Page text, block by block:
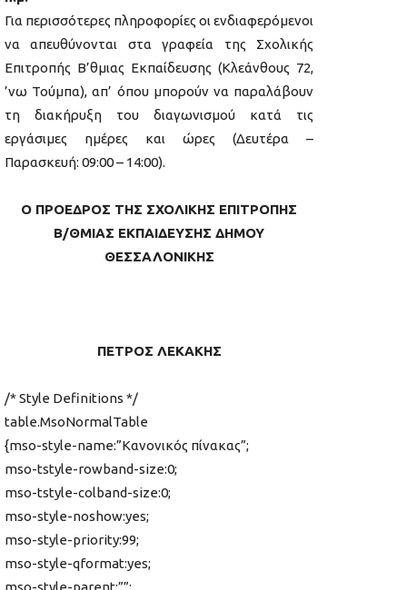
Για περισσότερες πληροφορίες οι ενδιαφερόμενοι
να απευθύνονται στα γραφεία της Σχολικής
Επιτροπής Β’θμιας Εκπαίδευσης (Κλεάνθους 72,
’νω Τούμπα), απ’ όπου μπορούν να παραλάβουν
τη διακήρυξη του διαγωνισμού κατά τις
εργάσιμες ημέρες και ώρες (Δευτέρα –
Παρασκευή: 09:00 – 14:00).
Ο ΠΡΟΕΔΡΟΣ ΤΗΣ ΣΧΟΛΙΚΗΣ ΕΠΙΤΡΟΠΗΣ
Β/ΘΜΙΑΣ ΕΚΠΑΙΔΕΥΣΗΣ ΔΗΜΟΥ
ΘΕΣΣΑΛΟΝΙΚΗΣ
ΠΕΤΡΟΣ ΛΕΚΑΚΗΣ
/* Style Definitions */
table.MsoNormalTable
{mso-style-name:”Κανονικός πίνακας”;
mso-tstyle-rowband-size:0;
mso-tstyle-colband-size:0;
mso-style-noshow:yes;
mso-style-priority:99;
mso-style-qformat:yes;
mso-style-parent:””;